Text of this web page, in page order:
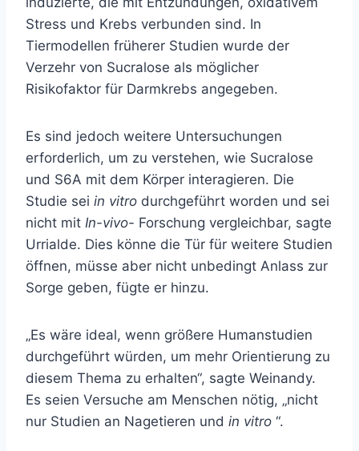
Stress und Krebs verbunden sind. In
Tiermodellen früherer Studien wurde der
Verzehr von Sucralose als möglicher
Risikofaktor für Darmkrebs angegeben.
Es sind jedoch weitere Untersuchungen
erforderlich, um zu verstehen, wie Sucralose
und S6A mit dem Körper interagieren. Die
Studie sei in vitro durchgeführt worden und sei
nicht mit In-vivo- Forschung vergleichbar, sagte
Urrialde. Dies könne die Tür für weitere Studien
öffnen, müsse aber nicht unbedingt Anlass zur
Sorge geben, fügte er hinzu.
„Es wäre ideal, wenn größere Humanstudien
durchgeführt würden, um mehr Orientierung zu
diesem Thema zu erhalten“, sagte Weinandy.
Es seien Versuche am Menschen nötig, „nicht
nur Studien an Nagetieren und in vitro “.